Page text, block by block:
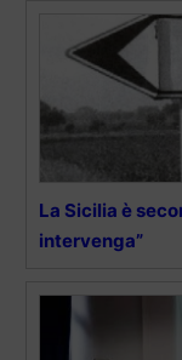
La Sicilia è
intervenga”